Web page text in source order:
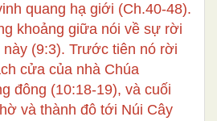
quang hạ giới (Ch.40-48).
khoảng giữa nói về sự rời
này (9:3). Trước tiên nó rời
cửa của nhà Chúa
đông (10:18-19), và cuối
và thành đô tới Núi Cây